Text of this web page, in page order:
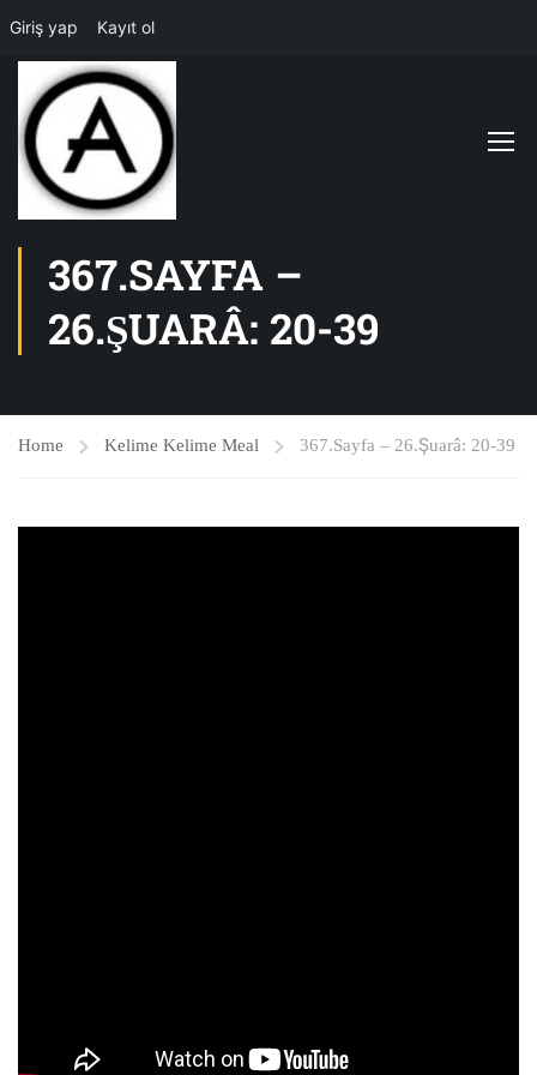
Giriş yap Kayıt ol
367.SAYFA –
26.ŞUARÂ: 20-39
Home Kelime Kelime Meal 367.Sayfa – 26.Şuarâ: 20-39